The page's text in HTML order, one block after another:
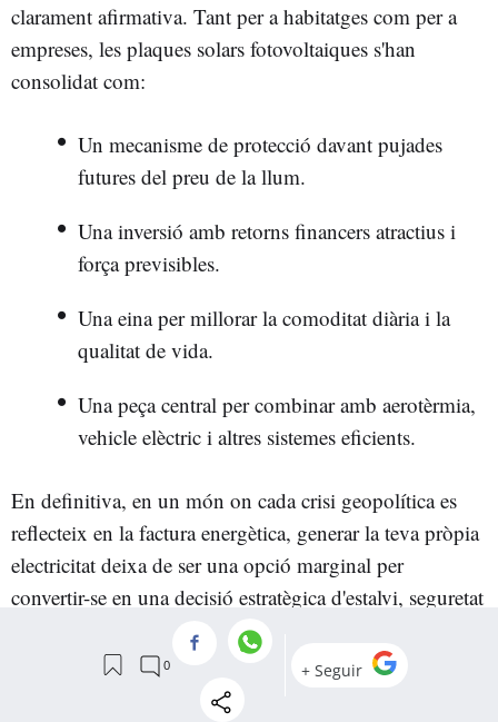
clarament afirmativa. Tant per a habitatges com per a
empreses, les plaques solars fotovoltaiques s'han
consolidat com:
Un mecanisme de protecció davant pujades
futures del preu de la llum.
Una inversió amb retorns financers atractius i
força previsibles.
Una eina per millorar la comoditat diària i la
qualitat de vida.
Una peça central per combinar amb aerotèrmia,
vehicle elèctric i altres sistemes eficients.
En definitiva, en un món on cada crisi geopolítica es
reflecteix en la factura energètica, generar la teva pròpia
electricitat deixa de ser una opció marginal per
convertir-se en una decisió estratègica d'estalvi, seguretat
Si has de prioritzar, t'interessa més optimitzar l'article